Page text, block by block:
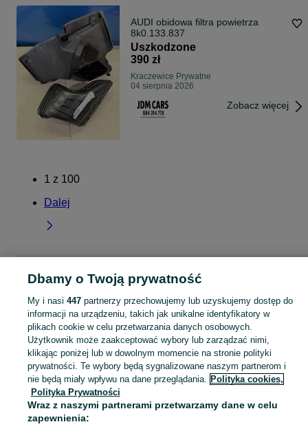
AUDI obidowa filtra powietrza
8k0.133.837
Uszkodzone
390 zł
Kraczewice Prywatne
04 sierpnia 2026
Zobacz więcej
1 z 100
Dalej
Strona główna Lubelskie Kraczewice Prywatne
KATEGORIA
Skorzystaj z największego serwisu ogłoszeniowego - Kraczewice Prywatne i okolice! Kupuj to, czego pragniesz i sprzedawaj to, czego już nie potrzebujesz! Zobacz
Mapa kategorii
Mapa miejscowości
Dbamy o Twoją prywatność
My i nasi 447partnerzy przechowujemy lub uzyskujemy dostęp do
informacji na urządzeniu, takich jak unikalne identyfikatory w
plikach cookie w celu przetwarzania danych osobowych.
Użytkownik może zaakceptować wybory lub zarządzać nimi,
klikając poniżej lub w dowolnym momencie na stronie polityki
prywatności. Te wybory będą sygnalizowane naszym partnerom i
nie będą miały wpływu na dane przeglądania. Polityka cookies,
Polityka Prywatności
Wraz z naszymi partnerami przetwarzamy dane w celu
zapewnienia: